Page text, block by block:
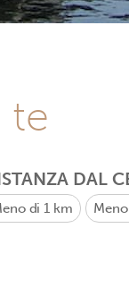
te
DAL
di 1 km